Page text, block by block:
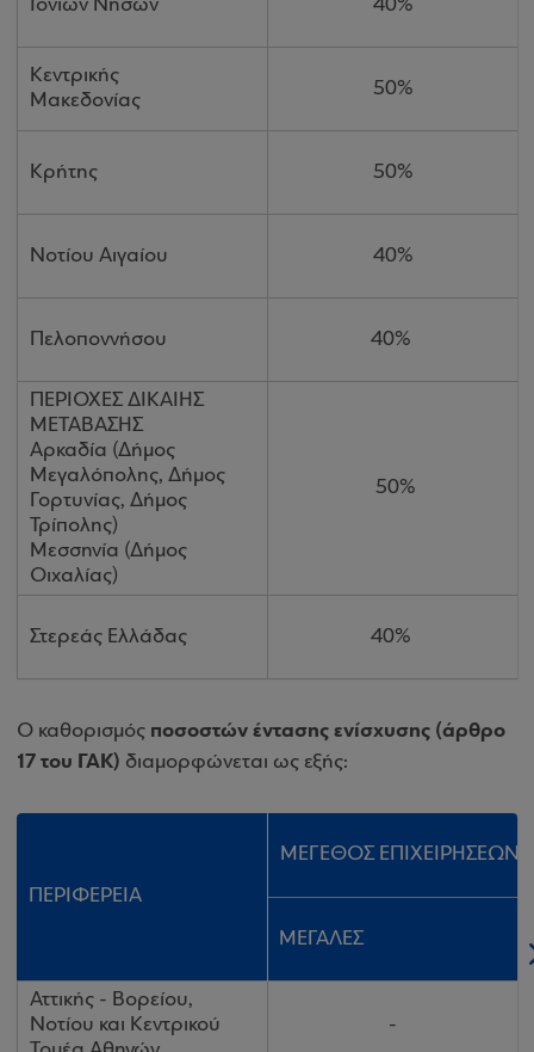
Ιονίων Νήσων 40%
Κεντρικής
Μακεδονίας
50%
Κρήτης 50%
Νοτίου Αιγαίου 40%
Πελοποννήσου 40%
ΠΕΡΙΟΧΕΣ ΔΙΚΑΙΗΣ
ΜΕΤΑΒΑΣΗΣ
Αρκαδία (Δήμος
Μεγαλόπολης, Δήμος
Γορτυνίας, Δήμος
Τρίπολης)
Μεσσηνία (Δήμος
Οιχαλίας)
50%
Στερεάς Ελλάδας 40%
Ο καθορισμός ποσοστών έντασης ενίσχυσης (άρθρο
17 του ΓΑΚ) διαμορφώνεται ως εξής:
ΠΕΡΙΦΕΡΕΙΑ
ΜΕΓΕΘΟΣ ΕΠΙΧΕΙΡΗΣΕΩΝ
ΜΕΓΑΛΕΣ
Αττικής - Βορείου,
Νοτίου και Κεντρικού
-